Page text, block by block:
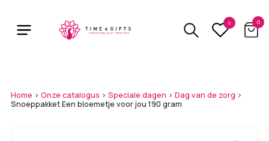
main
0 0
Home > Onze catalogus > Speciale dagen > Dag van de zorg >
Snoeppakket Een bloemetje voor jou 190 gram